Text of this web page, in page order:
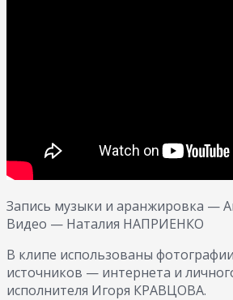
Запись музыки и аранжировка —
Видео — Наталия НАПРИЕНКО
В клипе использованы
источников — интернета и
исполнителя Игоря КРАВЦОВА.